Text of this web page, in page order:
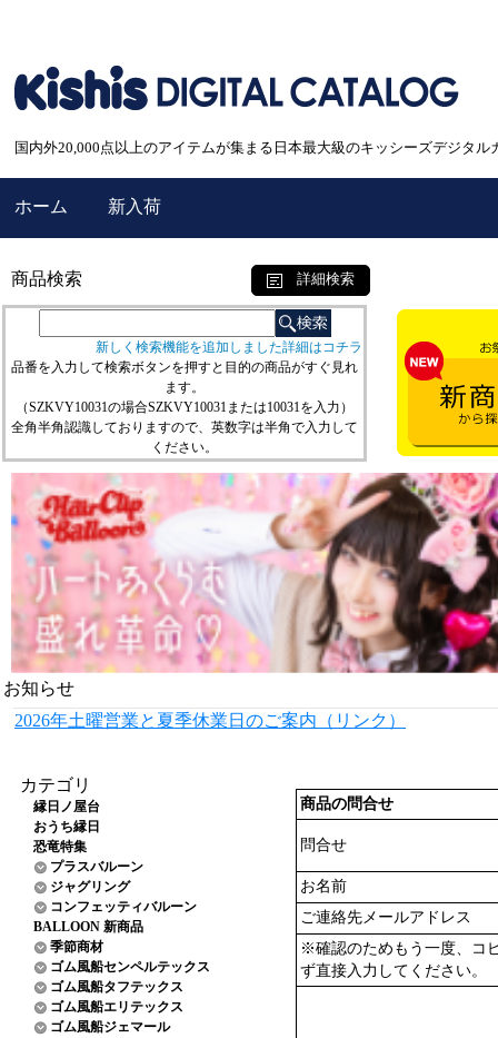
国内外20,000点以上のアイテムが集まる日本最大級のキッシーズデジタル
ホーム 新入荷
商品検索 詳細検索
新しく検索機能を追加しました詳細はコチラ
品番を入力して検索ボタンを押すと目的の商品がすぐ見れ
ます。
（SZKVY10031の場合SZKVY10031または10031を入力）
全角半角認識しておりますので、英数字は半角で入力して
ください。
お知らせ
2026年土曜営業と夏季休業日のご案内（リンク）
カテゴリ
縁日ノ屋台
おうち縁日
恐竜特集
プラスバルーン
ジャグリング
コンフェッティバルーン
BALLOON 新商品
季節商材
ゴム風船センペルテックス
ゴム風船タフテックス
ゴム風船エリテックス
ゴム風船ジェマール
商品の問合せ
問合せ
お名前
ご連絡先メールアドレス
※確認のためもう一度、コ
ず直接入力してください。